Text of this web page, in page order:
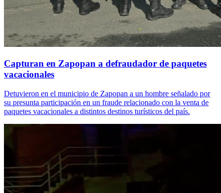
Capturan en Zapopan a defraudador de paquetes
vacacionales
Detuvieron en el municipio de Zapopan a un hombre señalado por
su presunta participación en un fraude relacionado con la venta de
paquetes vacacionales a distintos destinos turísticos del país.